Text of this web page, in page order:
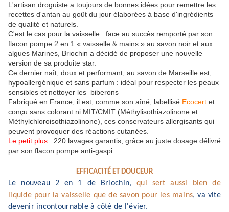
L'artisan droguiste a toujours de bonnes idées pour remettre les
recettes d'antan au goût du jour élaborées à base d'ingrédients
de qualité et naturels.
C'est le cas pour la vaisselle : face au succès remporté par son
flacon pompe 2 en 1 « vaisselle & mains » au savon noir et aux
algues Marines, Briochin a décidé de proposer une nouvelle
version de sa produite star.
Ce dernier naît, doux et performant, au savon de Marseille est,
hypoallergénique et sans parfum : idéal pour respecter les peaux
sensibles et nettoyer les biberons
Fabriqué en France, il est, comme son aîné, labellisé Ecocert et
conçu sans colorant ni MIT/CMIT (Méthylisothiazolinone et
Méthylchloroisothiazolinone), ces conservateurs allergisants qui
peuvent provoquer des réactions cutanées.
Le petit plus : 220 lavages garantis, grâce au juste dosage délivré
par son flacon pompe anti-gaspi
EFFICACITÉ ET DOUCEUR
Le nouveau 2 en 1 de Briochin, qui sert aussi bien de
liquide pour la vaisselle que de savon pour les mains, va vite
devenir incontournable à côté de l 'évier.